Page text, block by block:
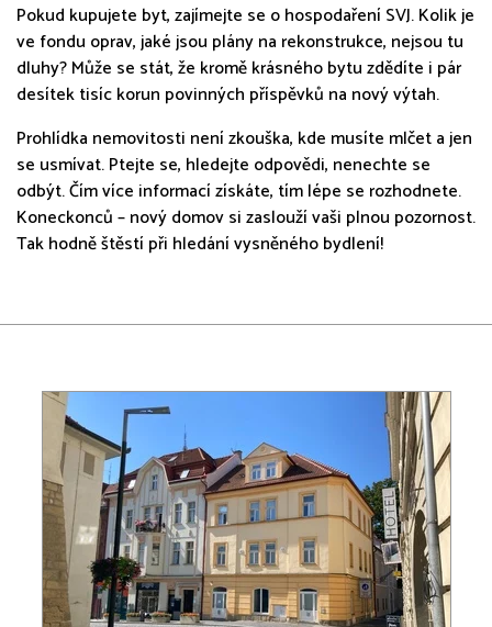
Pokud kupujete byt, zajímejte se o hospodaření SVJ. Kolik je
ve fondu oprav, jaké jsou plány na rekonstrukce, nejsou tu
dluhy? Může se stát, že kromě krásného bytu zdědíte i pár
desítek tisíc korun povinných příspěvků na nový výtah.
Prohlídka nemovitosti není zkouška, kde musíte mlčet a jen
se usmívat. Ptejte se, hledejte odpovědi, nenechte se
odbýt. Čím více informací získáte, tím lépe se rozhodnete.
Koneckonců – nový domov si zaslouží vaši plnou pozornost.
Tak hodně štěstí při hledání vysněného bydlení!